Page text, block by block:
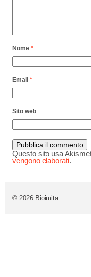
Nome *
Email *
Sito web
Questo sito usa
vengono elaborati.
© 2026 Bioimita